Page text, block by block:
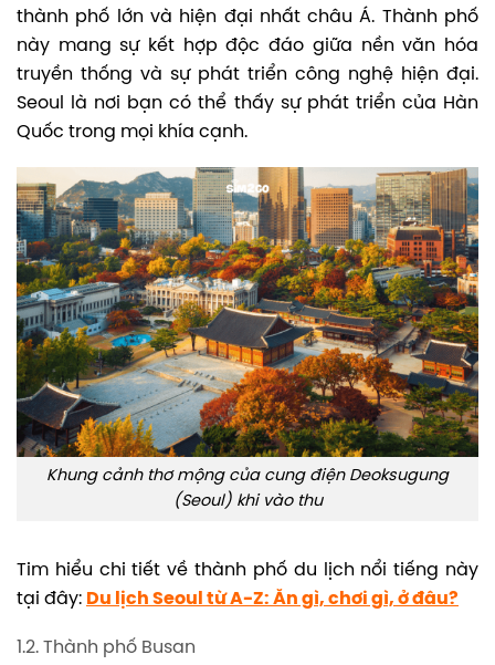
thành phố lớn và hiện đại nhất châu Á. Thành phố
này mang sự kết hợp độc đáo giữa nền văn hóa
truyền thống và sự phát triển công nghệ hiện đại.
Seoul là nơi bạn có thể thấy sự phát triển của Hàn
Quốc trong mọi khía cạnh.
Khung cảnh thơ mộng của cung điện Deoksugung
(Seoul) khi vào thu
Tim hiểu chi tiết về thành phố du lịch nổi tiếng này
tại đây: Du lịch Seoul từ A-Z: Ăn gì, chơi gì, ở đâu?
1.2. Thành phố Busan